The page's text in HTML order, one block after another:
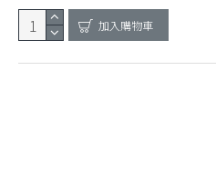
加入購物車